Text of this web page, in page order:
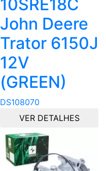
10SRE18C
John Deere
Trator 6150J
12V
(GREEN)
DS108070
VER DETALHES